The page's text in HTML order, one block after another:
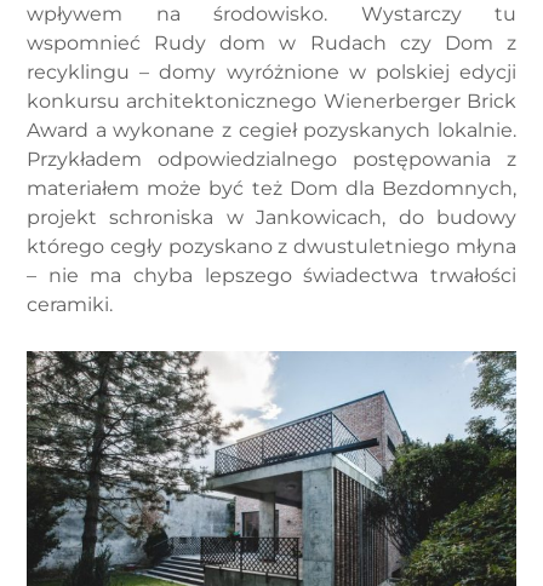
wpływem na środowisko. Wystarczy tu
wspomnieć Rudy dom w Rudach czy Dom z
recyklingu – domy wyróżnione w polskiej edycji
konkursu architektonicznego Wienerberger Brick
Award a wykonane z cegieł pozyskanych lokalnie.
Przykładem odpowiedzialnego postępowania z
materiałem może być też Dom dla Bezdomnych,
projekt schroniska w Jankowicach, do budowy
którego cegły pozyskano z dwustuletniego młyna
– nie ma chyba lepszego świadectwa trwałości
ceramiki.